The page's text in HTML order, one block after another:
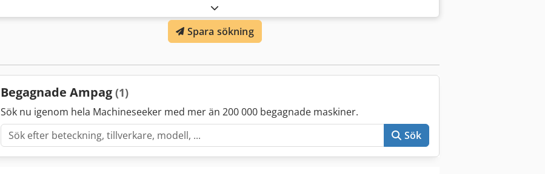
Spara sökning
Begagnade Ampag (1)
Sök nu igenom hela Machineseeker med mer än 200 000 begagnade maskiner.
Sök